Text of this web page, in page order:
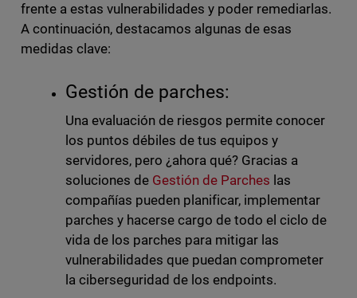
frente a estas vulnerabilidades y poder remediarlas.
A continuación, destacamos algunas de esas
medidas clave:
Gestión de parches:
Una evaluación de riesgos permite conocer
los puntos débiles de tus equipos y
servidores, pero ¿ahora qué? Gracias a
soluciones de Gestión de Parches las
compañías pueden planificar, implementar
parches y hacerse cargo de todo el ciclo de
vida de los parches para mitigar las
vulnerabilidades que puedan comprometer
la ciberseguridad de los endpoints.